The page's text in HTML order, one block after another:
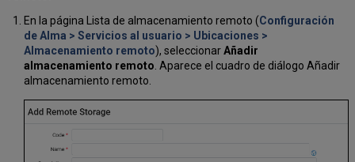
En la página Lista de almacenamiento remoto (Configuración
de Alma > Servicios al usuario > Ubicaciones >
Almacenamiento remoto), seleccionarAñadir
almacenamiento remoto . Aparece el cuadro de diálogo Añadir
almacenamiento remoto.